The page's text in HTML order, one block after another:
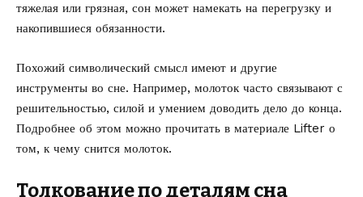
тяжелая или грязная, сон может намекать на перегрузку и
накопившиеся обязанности.
Похожий символический смысл имеют и другие
инструменты во сне. Например, молоток часто связывают с
решительностью, силой и умением доводить дело до конца.
Подробнее об этом можно прочитать в материале Lifter о
том, к чему снится молоток.
Толкование по деталям сна